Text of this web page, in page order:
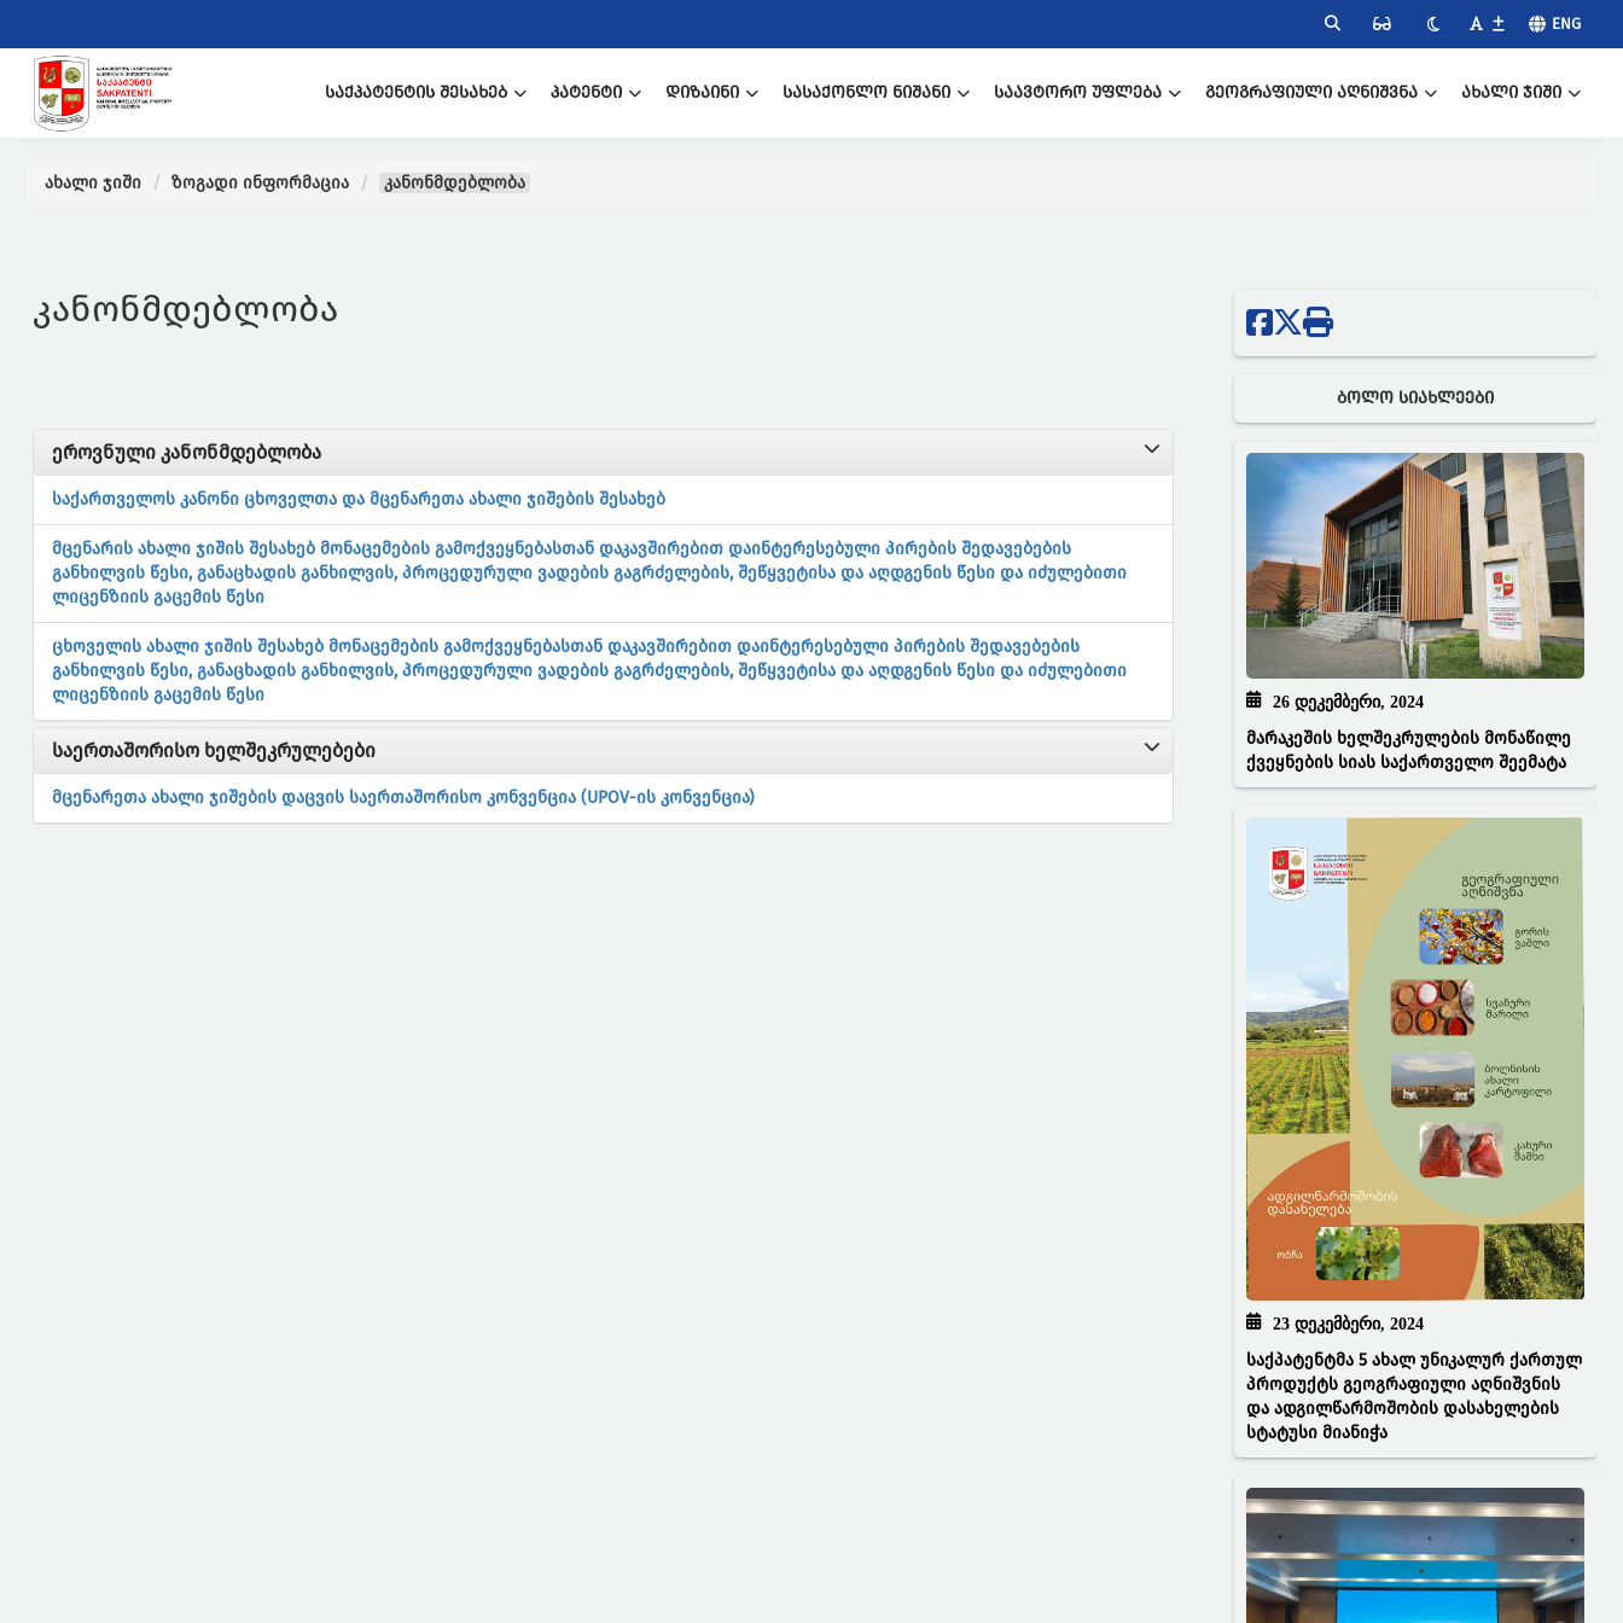
ENG
ᲡᲐᲥᲞᲐᲢᲔᲜᲢᲘᲡ ᲨᲔᲡᲐᲮᲔᲑ ᲞᲐᲢᲔᲜᲢᲘ ᲓᲘᲖᲐᲘᲜᲘ ᲡᲐᲡᲐᲥᲝᲜᲚᲝ ᲜᲘᲨᲐᲜᲘ ᲡᲐᲐᲕᲢᲝᲠᲝ ᲣᲤᲚᲔᲑᲐ ᲒᲔᲝᲒᲠᲐᲤᲘᲣᲚᲘ ᲐᲦᲜᲘᲨᲕᲜᲐ ᲐᲮᲐᲚᲘ ᲯᲘᲨᲘ
ახალი ჯიში ზოგადი ინფორმაცია კანონმდებლობა
კანონმდებლობა
ეროვნული კანონმდებლობა
საქართველოს კანონი ცხოველთა და მცენარეთა ახალი ჯიშების შესახებ
მცენარის ახალი ჯიშის შესახებ მონაცემების გამოქვეყნებასთან დაკავშირებით დაინტერესებული პირების შედავებების
განხილვის წესი, განაცხადის განხილვის, პროცედურული ვადების გაგრძელების, შეწყვეტისა და აღდგენის წესი და იძულებითი
ლიცენზიის გაცემის წესი
ცხოველის ახალი ჯიშის შესახებ მონაცემების გამოქვეყნებასთან დაკავშირებით დაინტერესებული პირების შედავებების
განხილვის წესი, განაცხადის განხილვის, პროცედურული ვადების გაგრძელების, შეწყვეტისა და აღდგენის წესი და იძულებითი
ლიცენზიის გაცემის წესი
საერთაშორისო ხელშეკრულებები
მცენარეთა ახალი ჯიშების დაცვის საერთაშორისო კონვენცია (UPOV-ის კონვენცია)
ᲑᲝᲚᲝ ᲡᲘᲐᲮᲚᲔᲔᲑᲘ
26 ᲓᲔᲙᲔᲛᲑᲔᲠᲘ, 2024
მარაკეშის ხელშეკრულების მონაწილე
ქვეყნების სიას საქართველო შეემატა
23 ᲓᲔᲙᲔᲛᲑᲔᲠᲘ, 2024
საქპატენტმა 5 ახალ უნიკალურ ქართულ
პროდუქტს გეოგრაფიული აღნიშვნის
და ადგილწარმოშობის დასახელების
სტატუსი მიანიჭა